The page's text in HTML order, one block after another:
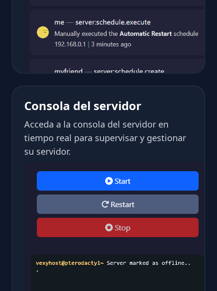
Consola del servidor
Acceda a la consola del servidor en
tiempo real para supervisar y gestionar
su servidor.